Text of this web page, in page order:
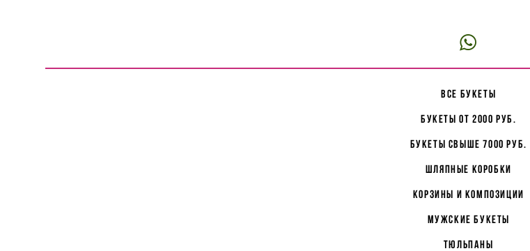
все букеты
букеты от 2000 руб.
букеты свыше 7000 руб.
Шляпные коробки
корзины и композиции
мужские букеты
Тюльпаны